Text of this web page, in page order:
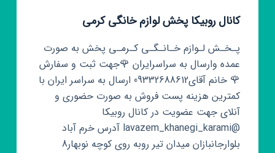
کانال روبیکا پخش لوازم خانگی کرمی
پـخـش لـوازم خـانـگـی کـرمـی پخش به صورت
عمده وارسال به سراسرایران 🌹جهت ثبت و سفارش
🌹 خانم آقای09332688612 ارسال به سراسر ایران با
کمترین هزینه پست فروش به صورت حضوری و
آنلای جهت عضویت در کانال روبیکا
@lavazem_khanegi_karami آدرس خرم آباد
بلوارجانبازان میدان تیر روبه روی کوچه نوبهار8